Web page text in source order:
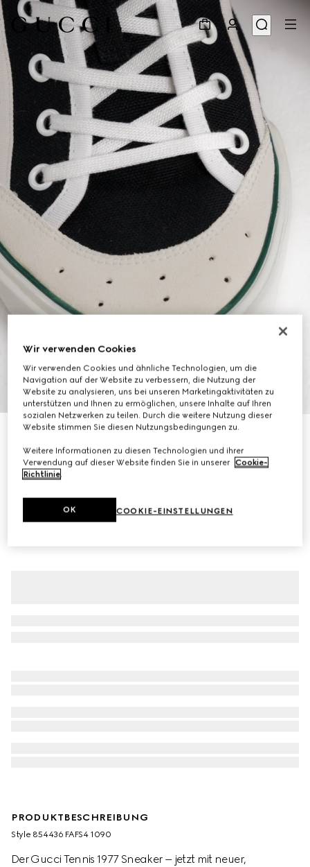
8
Gucci Tennis 1977 Herrensneaker
€ 455
Variantenschwarzer Canvas
PRODUKTBESCHREIBUNG
Style ‎854436 FAFS4 1090
Der Gucci Tennis 1977 Sneaker – jetzt mit neuer,
Wir verwenden Cookies
Wir verwenden Cookies und ähnliche Technologien, um die
Navigation auf der Website zu verbessern, die Nutzung der
Website zu analysieren, uns bei unseren Marketingaktivitäten zu
unterstützen und Ihnen zu ermöglichen, unsere Inhalte auf Ihren
sozialen Netzwerken zu teilen. Durch die weitere Nutzung dieser
Website stimmen Sie diesen Nutzungsbedingungen zu.
Weitere Informationen zu diesen Technologien und ihrer
Verwendung auf dieser Website finden Sie in unserer Cookie-
Richtlinie.
COOKIE-EINSTELLUNGEN
OK